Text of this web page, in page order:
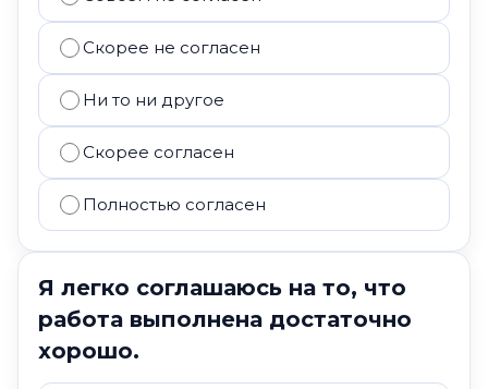
Скорее не согласен
Ни то ни другое
Скорее согласен
Полностью согласен
Я легко соглашаюсь на то, что
работа выполнена достаточно
хорошо.